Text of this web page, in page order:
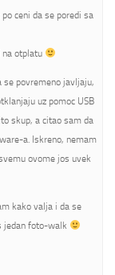
ceni da se poredi sa
na otplatu
se povremeno javljaju,
uz pomoc USB
skup, a citao sam da
a. Iskreno, nemam
ovome jos uvek
kako valja i da se
jedan foto-walk